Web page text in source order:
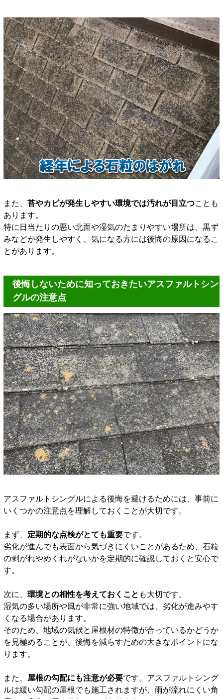
また、 苔やカビが発生しやすい環境では汚れが目立つことも
あります。
特に日当たりの悪い北面や湿気のたまりやすい場所は、黒ず
みなどが発生しやすく、気になる方には後悔の原因になるこ
とがあります。
後悔しないために知っておきたいアスファルトシン
グルの注意点
アスファルトシングルによる後悔を避けるためには、事前に
いくつかの注意点を理解しておくことが大切です。
まず、 定期的な点検がとても重要です。
劣化が進んでも表面から気づきにくいことがあるため、石粒
の剥がれやめくれがないかを定期的に確認しておくと安心で
す。
次に、 環境との相性を考えておくこと も大切です。
湿気の多い場所や風が非常に強い地域では、劣化が進みやす
くなる場合があります。
そのため、地域の気候と屋根材の特徴が合っているかどうか
を見極めることが、後悔を減らすための大きなポイントにな
ります。
また、 屋根の勾配にも注意が必要です。アスファルトシング
ルは緩い勾配の屋根でも施工されますが、雨が流れにくい角